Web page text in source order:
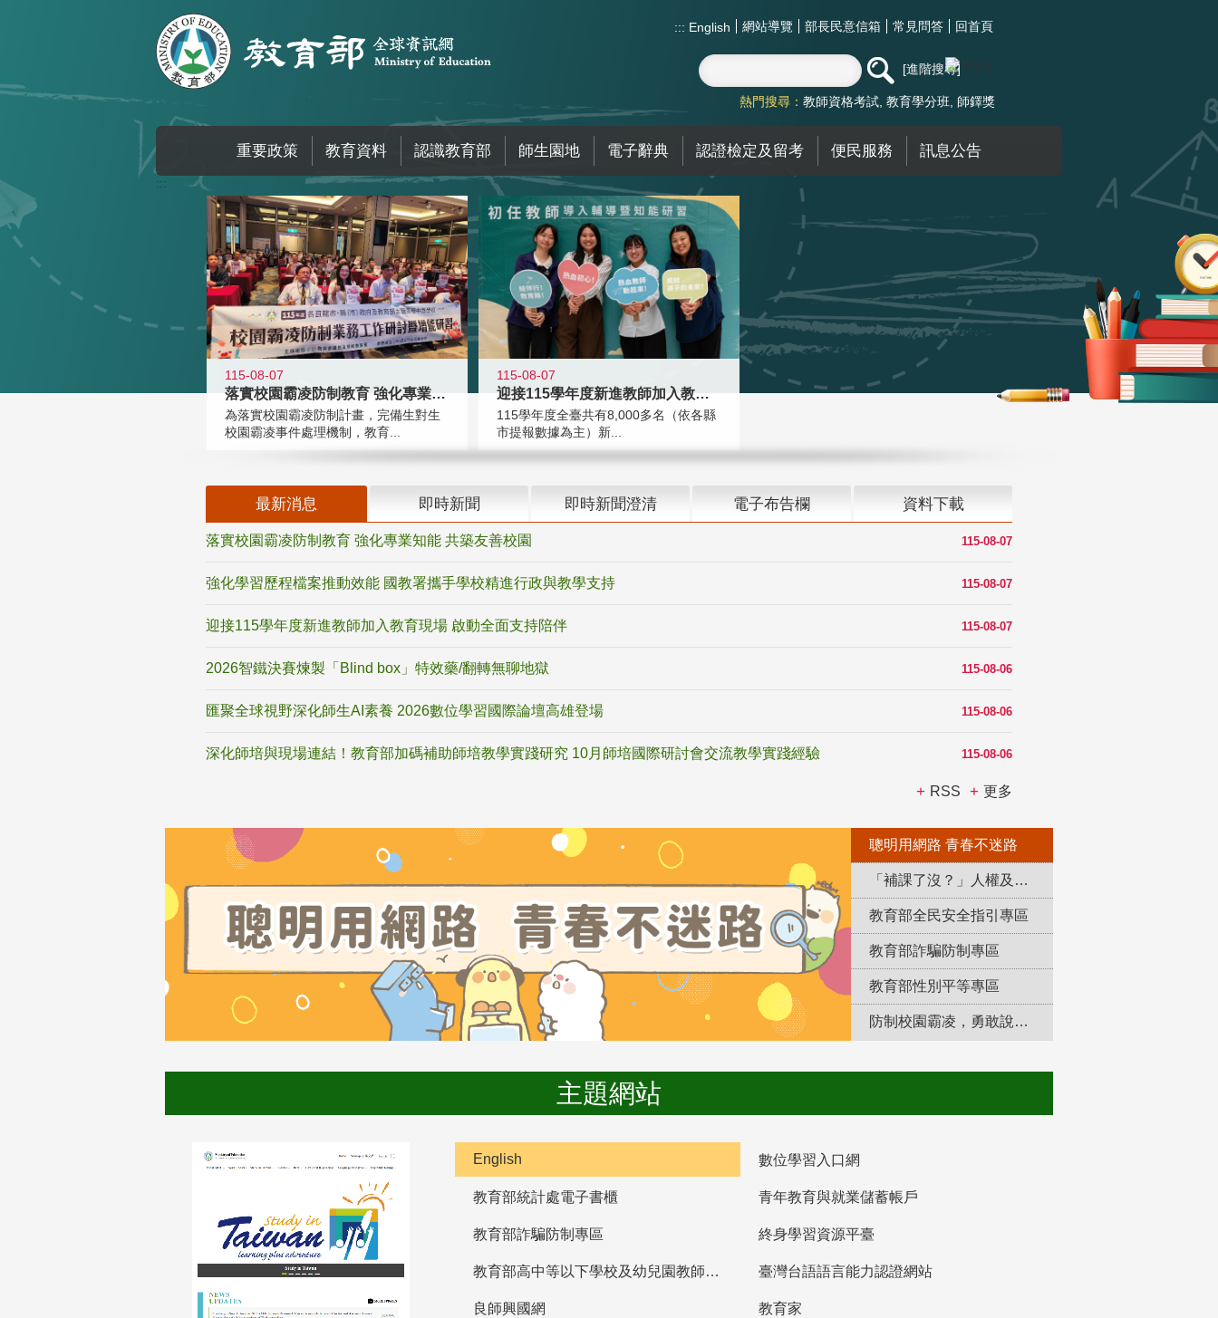
::: English 網站導覽 部長民意信箱 常見問答 回首頁
進階搜尋
熱門搜尋： 教師資格考試 教育學分班 師鐸獎
重要政策 教育資料 認識教育部 師生園地 電子辭典 認證檢定及留考 便民服務 訊息公告
:::
115-08-07
落實校園霸凌防制教育 強化專業知能
為落實校園霸凌防制計畫，完備生對生
校園霸凌事件處理機制，教育...
115-08-07
迎接115學年度新進教師加入教育現
115學年度全臺共有8,000多名（依各縣
市提報數據為主）新...
最新消息 即時新聞 即時新聞澄清 電子布告欄 資料下載
115-08-07
落實校園霸凌防制教育 強化專業知能 共築友善校園
115-08-07
強化學習歷程檔案推動效能 國教署攜手學校精進行政與教學支持
115-08-07
迎接115學年度新進教師加入教育現場 啟動全面支持陪伴
115-08-06
2026智鐵決賽煉製「Blind box」特效藥/翻轉無聊地獄
115-08-06
匯聚全球視野深化師生AI素養 2026數位學習國際論壇高雄登場
115-08-06
深化師培與現場連結！教育部加碼補助師培教學實踐研究 10月師培國際研討會交流教學實踐經驗
RSS 更多
聰明用網路 青春不迷路
「補課了沒？」人權及轉型正義教育專區
教育部全民安全指引專區
教育部詐騙防制專區
教育部性別平等專區
防制校園霸凌，勇敢說出來！
主題網站
English 數位學習入口網
教育部統計處電子書櫃 青年教育與就業儲蓄帳戶
教育部詐騙防制專區 終身學習資源平臺
教育部高中等以下學校及幼兒園教師資格檢定考試 臺灣台語語言能力認證網站
良師興國網
教育家